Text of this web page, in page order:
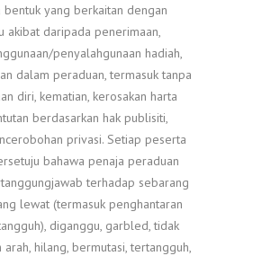
bentuk yang berkaitan dengan
akibat daripada penerimaan,
penyalahgunaan hadiah,
dalam peraduan, termasuk tanpa
diri, kematian, kerosakan harta
berdasarkan hak publisiti,
privasi. Setiap peserta
bahawa penaja peraduan
terhadap sebarang
lewat (termasuk penghantaran
diganggu, garbled, tidak
arah, hilang, bermutasi, tertangguh,